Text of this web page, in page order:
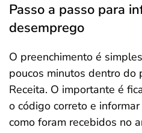
Passo a passo para
desemprego
O preenchimento é
poucos minutos dentro do
Receita. O importante é
o código correto e
como foram recebidos no